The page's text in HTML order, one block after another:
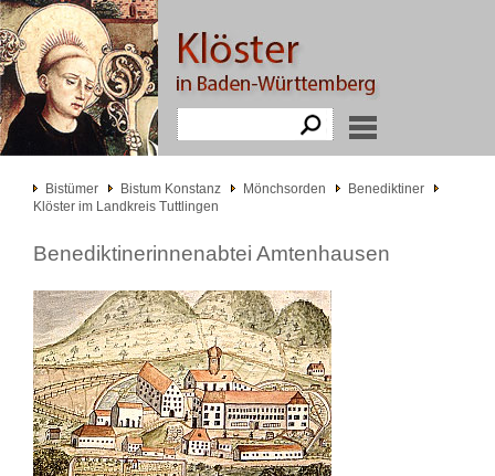
Bistümer Bistum Konstanz Mönchsorden
Benediktiner
Klöster im Landkreis Tuttlingen
Benediktinerinnenabtei Amtenhausen